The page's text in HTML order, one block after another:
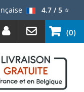
4.7 / 5⭐
(0)